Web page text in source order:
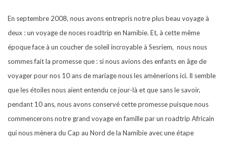
En septembre 2008, nous avons entrepris notre plus beau voyage à
deux : un voyage de noces roadtrip en Namibie. Et, à cette même
époque face à un coucher de soleil incroyable à Sesriem, nous nous
sommes fait la promesse que : si nous avions des enfants en âge de
voyager pour nos 10 ans de mariage nous les amènerions ici. Il semble
que les étoiles nous aient entendu ce jour-là et que sans le savoir,
pendant 10 ans, nous avons conservé cette promesse puisque nous
commencerons notre grand voyage en famille par un roadtrip Africain
qui nous mènera du Cap au Nord de la Namibie avec une étape